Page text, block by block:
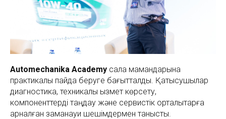
Automechanika Academy сала мамандарына
практикалық пайда беруге бағытталды. Қатысушылар
диагностика, техникалық қызмет көрсету,
компоненттерді таңдау және сервистік орталықтарға
арналған заманауи шешімдермен танысты.